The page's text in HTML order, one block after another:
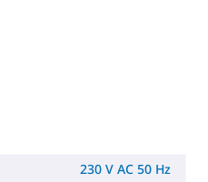
230 V AC 50 Hz